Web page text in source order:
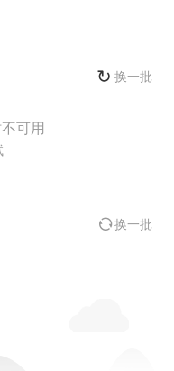
↻ 换一批
可用
换一批